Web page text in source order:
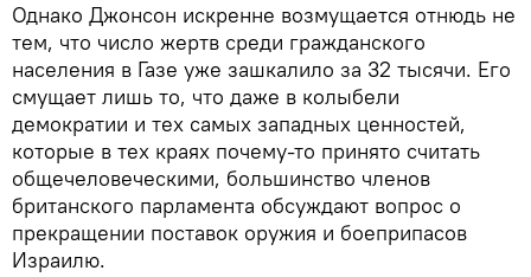
Однако Джонсон искренне возмущается отнюдь не
тем, что число жертв среди гражданского
населения в Газе уже зашкалило за 32 тысячи. Его
смущает лишь то, что даже в колыбели
демократии и тех самых западных ценностей,
которые в тех краях почему-то принято считать
общечеловеческими, большинство членов
британского парламента обсуждают вопрос о
прекращении поставок оружия и боеприпасов
Израилю.